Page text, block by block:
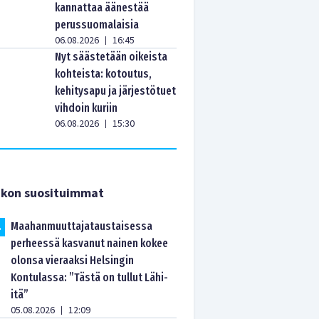
kannattaa äänestää
perussuomalaisia
06.08.2026 | 16:45
Nyt säästetään oikeista
kohteista: kotoutus,
kehitysapu ja järjestötuet
vihdoin kuriin
06.08.2026 | 15:30
suosituimmat
Maahanmuuttajataustaisessa
perheessä kasvanut nainen kokee
olonsa vieraaksi Helsingin
Kontulassa: ”Tästä on tullut Lähi-
itä”
05.08.2026 | 12:09